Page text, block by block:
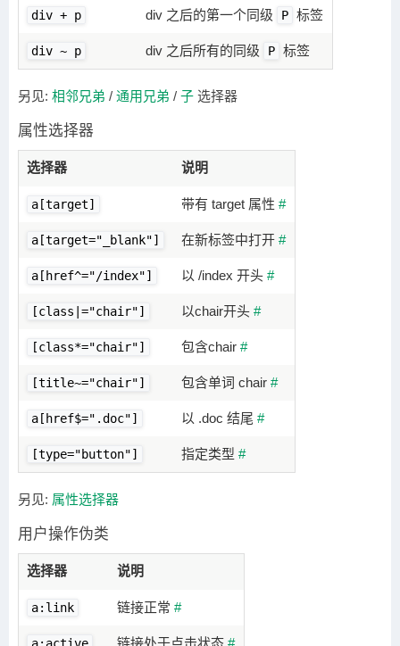
div + p div 之后的第一个同级 P 标签
div ~ p div 之后所有的同级 P 标签
另见: 相邻兄弟 / 通用兄弟 / 子 选择器
属性选择器
选择器 说明
a[target] 带有 target 属性#
a[target="_blank"] 在新标签中打开#
a[href^="/index"] 以 /index 开头#
[class|="chair"] 以chair开头#
[class*="chair"] 包含chair#
[title~="chair"] 包含单词 chair#
a[href$=".doc"] 以 .doc 结尾#
[type="button"] 指定类型#
另见: 属性选择器
用户操作伪类
选择器 说明
a:link 链接正常#
a:active 链接处于点击状态#